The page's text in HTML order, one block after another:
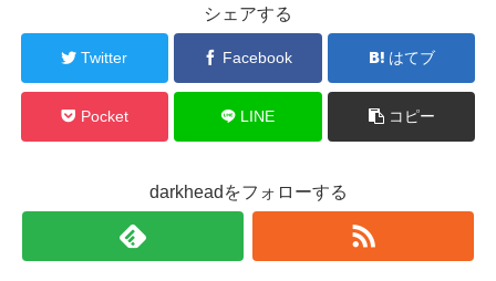
シェアする
Twitter Facebook はてブ
Pocket LINE コピー
darkheadをフォローする